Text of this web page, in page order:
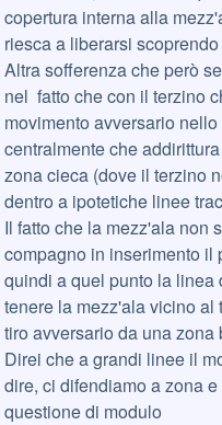
copertura interna alla
riesca a liberarsi
Altra sofferenza che però
nel fatto che con il terzino
movimento avversario
centralmente che
zona cieca (dove il terzino
dentro a ipotetiche linee
Il fatto che la mezz'ala non
compagno in inserimento il
quindi a quel punto la
tenere la mezz'ala vicino al
tiro avversario da una
Direi che a grandi linee il
dire, ci difendiamo a zona
questione di modulo